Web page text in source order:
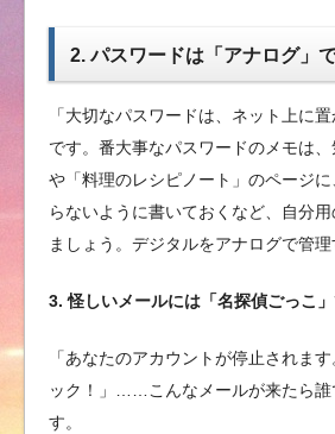
2. パスワードは「アナログ」
「大切なパスワードは、ネット上に
です。番大事なパスワードのメモは、
や「料理のレシピノート」のページ
らないように書いておくなど、自分
ましょう。デジタルをアナログで管理
3. 怪しいメールには「名探偵ごっこ
「あなたのアカウントが停止されま
ック！」……こんなメールが来たら誰
す。